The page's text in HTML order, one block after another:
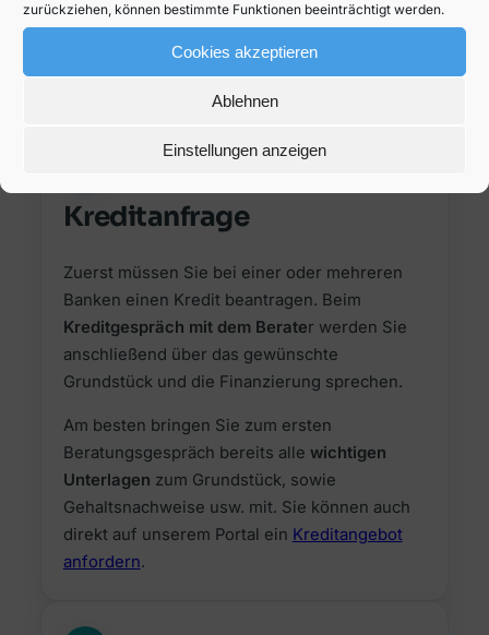
zurückziehen, können bestimmte Funktionen beeinträchtigt werden.
Cookies akzeptieren
Ablehnen
Einstellungen anzeigen
Ablauf einer
Grundstücksfinanzierung
Kreditanfrage
Zuerst müssen Sie bei einer oder mehreren
Banken einen Kredit beantragen. Beim
Kreditgespräch mit dem Berater werden Sie
anschließend über das gewünschte
Grundstück und die Finanzierung sprechen.
Am besten bringen Sie zum ersten
Beratungsgespräch bereits alle wichtigen
Unterlagen zum Grundstück, sowie
Gehaltsnachweise usw. mit. Sie können auch
direkt auf unserem Portal ein Kreditangebot
anfordern.